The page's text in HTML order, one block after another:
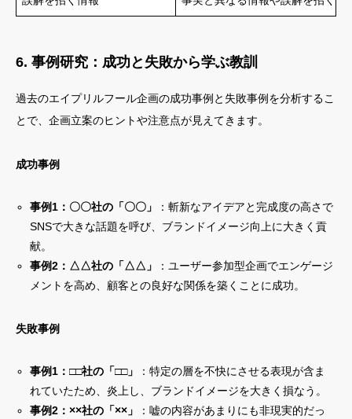
6. 事例研究：成功と失敗から学ぶ教訓
過去のエイプリルフール企画の成功事例と失敗事例を分析するこ
とで、企画立案のヒントや注意点が見えてきます。
成功事例
事例1：〇〇社の「〇〇」
：斬新なアイデアと完成度の高さで
SNSで大きな話題を呼び、ブランドイメージ向上に大きく貢
献。
事例2：△△社の「△△」
：ユーザー参加型企画でエンゲージ
メントを高め、顧客との良好な関係を築くことに成功。
失敗事例
事例1：□□社の「□□」
：特定の層を不快にさせる表現が含ま
れていたため、炎上し、ブランドイメージを大きく損なう。
事例2：××社の「××」
：嘘の内容があまりにも非現実的だっ